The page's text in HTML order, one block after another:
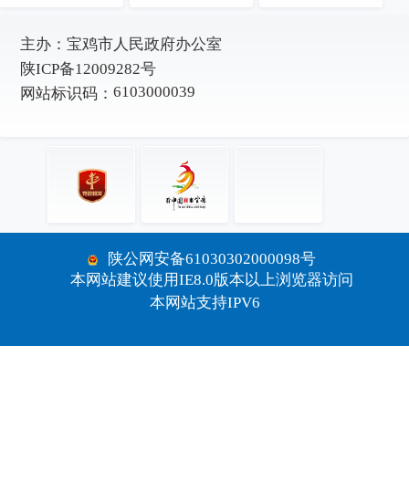
主办： 宝鸡市人民政府办公室
陕ICP备12009282号
网站标识码： 6103000039
陕公网安备61030302000098号
本网站建议使用IE8.0版本以上浏览器访问
本网站支持IPV6